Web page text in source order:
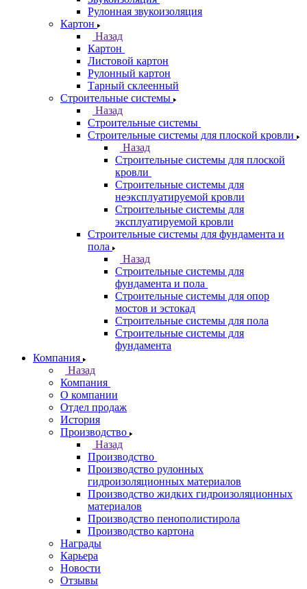
Рулонная звукоизоляция
Картон
Назад
Картон
Листовой картон
Рулонный картон
Тарный склеенный
Строительные системы
Назад
Строительные системы
Строительные системы для плоской кровли
Назад
Строительные системы для плоской
кровли
Строительные системы для
неэксплуатируемой кровли
Строительные системы для
эксплуатируемой кровли
Строительные системы для фундамента и
пола
Назад
Строительные системы для
фундамента и пола
Строительные системы для опор
мостов и эстокад
Строительные системы для пола
Строительные системы для
фундамента
Компания
Назад
Компания
О компании
Отдел продаж
История
Производство
Назад
Производство
Производство рулонных
гидроизоляционных материалов
Производство жидких гидроизоляционных
материалов
Производство пенополистирола
Производство картона
Награды
Карьера
Новости
Отзывы